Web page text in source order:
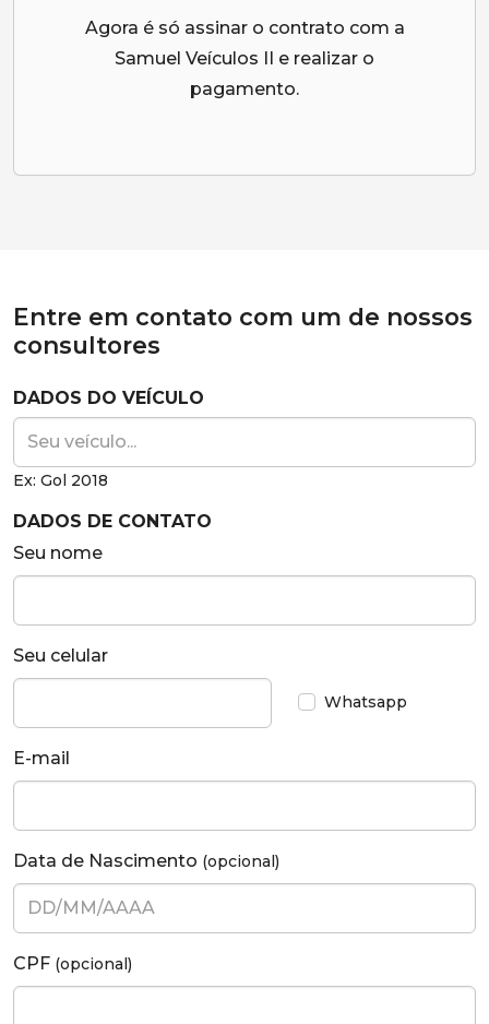
Agora é só assinar o contrato com a
Samuel Veículos II e realizar o
pagamento.
Entre em contato com um de nossos
consultores
DADOS DO VEÍCULO
Ex: Gol 2018
DADOS DE CONTATO
Seu nome
Seu celular
Whatsapp
E-mail
Data de Nascimento (opcional)
CPF (opcional)